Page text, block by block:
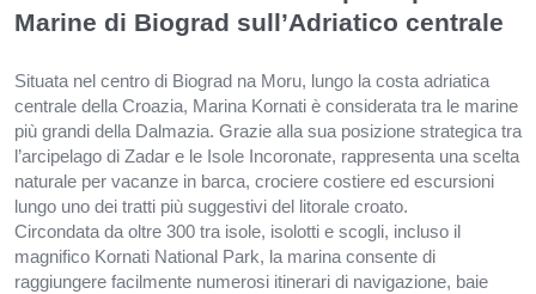
Marine di Biograd sull’Adriatico centrale
Situata nel centro di Biograd na Moru, lungo la costa adriatica
centrale della Croazia, Marina Kornati è considerata tra le marine
più grandi della Dalmazia. Grazie alla sua posizione strategica tra
l’arcipelago di Zadar e le Isole Incoronate, rappresenta una scelta
naturale per vacanze in barca, crociere costiere ed escursioni
lungo uno dei tratti più suggestivi del litorale croato.
Circondata da oltre 300 tra isole, isolotti e scogli, incluso il
magnifico Kornati National Park, la marina consente di
raggiungere facilmente numerosi itinerari di navigazione, baie